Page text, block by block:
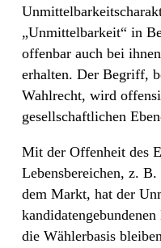
„Unmittelbarkeit“ in
offenbar auch bei
erhalten. Der Begriff,
Wahlrecht, wird
gesellschaftlichen
Mit der Offenheit des
Lebensbereichen, z.
dem Markt, hat der
die Wählerbasis